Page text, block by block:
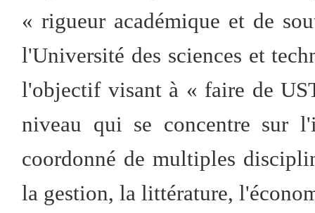
« rigueur académique et de
l'Université des sciences et
l'objectif visant à « faire de
niveau qui se concentre sur
coordonné de multiples
la gestion, la littérature,